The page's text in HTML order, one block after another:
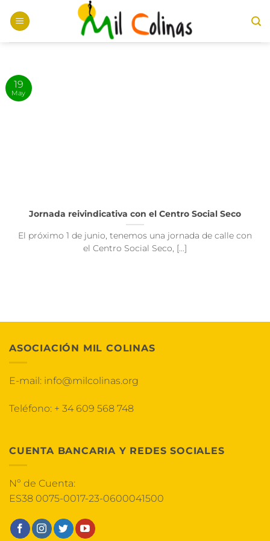
Jornada reivindicativa con el Centro Social Seco
El próximo 1 de junio, tenemos una jornada de calle con
el Centro Social Seco, [...]
19
May
ASOCIACIÓN MIL COLINAS
E-mail: info@milcolinas.org
Teléfono: + 34 609 568 748
CUENTA BANCARIA Y REDES SOCIALES
Nº de Cuenta:
ES38 0075-0017-23-0600041500